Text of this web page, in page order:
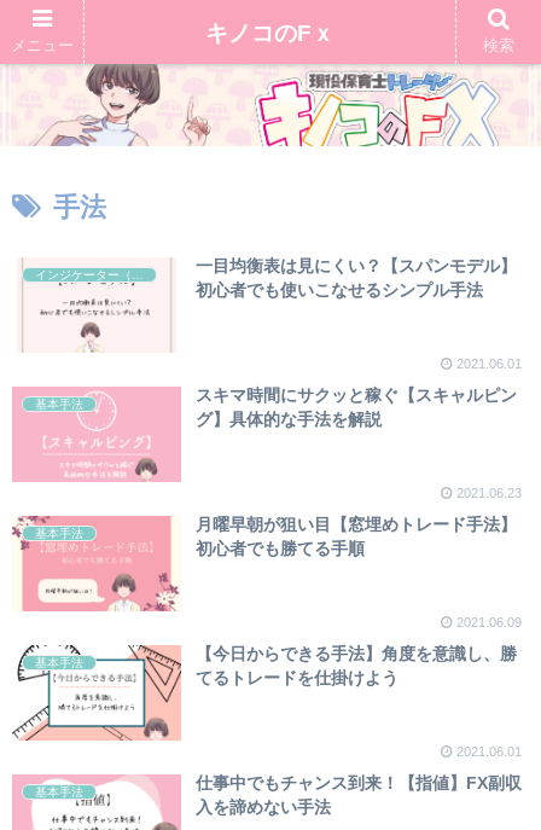
手法
一目均衡表は見にくい？【スパンモデル】
初心者でも使いこなせるシンプル手法
2021.06.01
基本手法
スキマ時間にサクッと稼ぐ【スキャルピン
グ】具体的な手法を解説
2021.06.23
基本手法
月曜早朝が狙い目【窓埋めトレード手法】
初心者でも勝てる手順
2021.06.09
基本手法
【今日からできる手法】角度を意識し、勝
てるトレードを仕掛けよう
2021.06.01
基本手法
仕事中でもチャンス到来！【指値】FX副収
入を諦めない手法
メニュー キノコのFｘ 検索